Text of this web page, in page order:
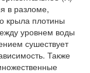
в разломе,
крыла плотины
уровнем воды
сушествует
Также